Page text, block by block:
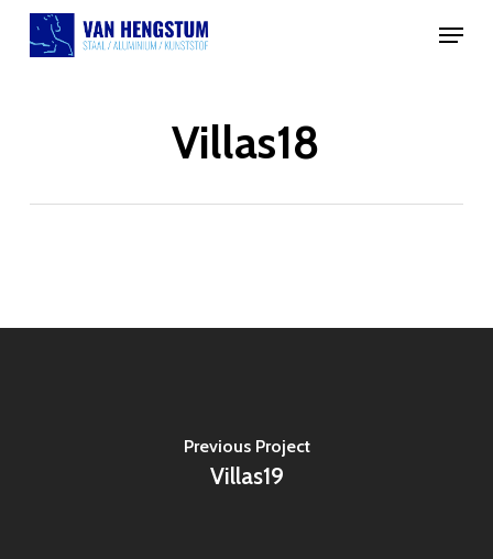
Skip
Menu
Villas18
Previous Project
Villas19